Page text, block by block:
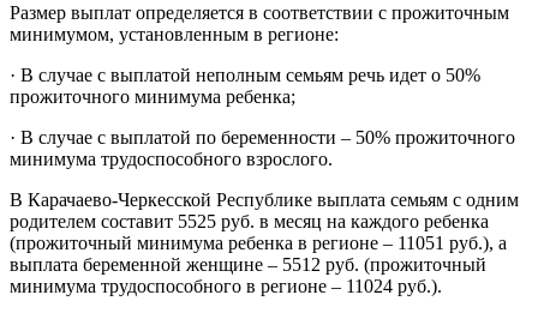
Размер выплат определяется в соответствии с прожиточным
минимумом, установленным в регионе:
· В случае с выплатой неполным семьям речь идет о 50%
прожиточного минимума ребенка;
· В случае с выплатой по беременности – 50% прожиточного
минимума трудоспособного взрослого.
В Карачаево-Черкесской Республике выплата семьям с одним
родителем составит 5525 руб. в месяц на каждого ребенка
(прожиточный минимума ребенка в регионе – 11051 руб.), а
выплата беременной женщине – 5512 руб. (прожиточный
минимума трудоспособного в регионе – 11024 руб.).